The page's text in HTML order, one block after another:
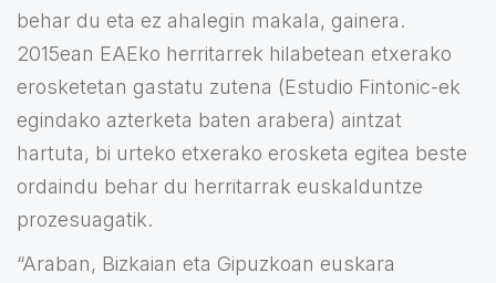
behar du eta ez ahalegin makala, gainera.
2015ean EAEko herritarrek hilabetean etxerako
erosketetan gastatu zutena (Estudio Fintonic-ek
egindako azterketa baten arabera) aintzat
hartuta, bi urteko etxerako erosketa egitea beste
ordaindu behar du herritarrak euskalduntze
prozesuagatik.
“Araban, Bizkaian eta Gipuzkoan euskara